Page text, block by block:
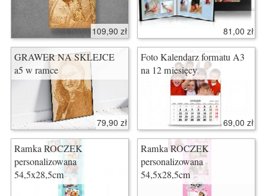
109,90 zł 81,00 zł
GRAWER NA SKLEJCE
a5 w ramce
79,90 zł
Foto Kalendarz formatu A3
na 12 miesięcy
69,00 zł
Ramka ROCZEK
personalizowana
54,5x28,5cm
Ramka ROCZEK
personalizowana
54,5x28,5cm